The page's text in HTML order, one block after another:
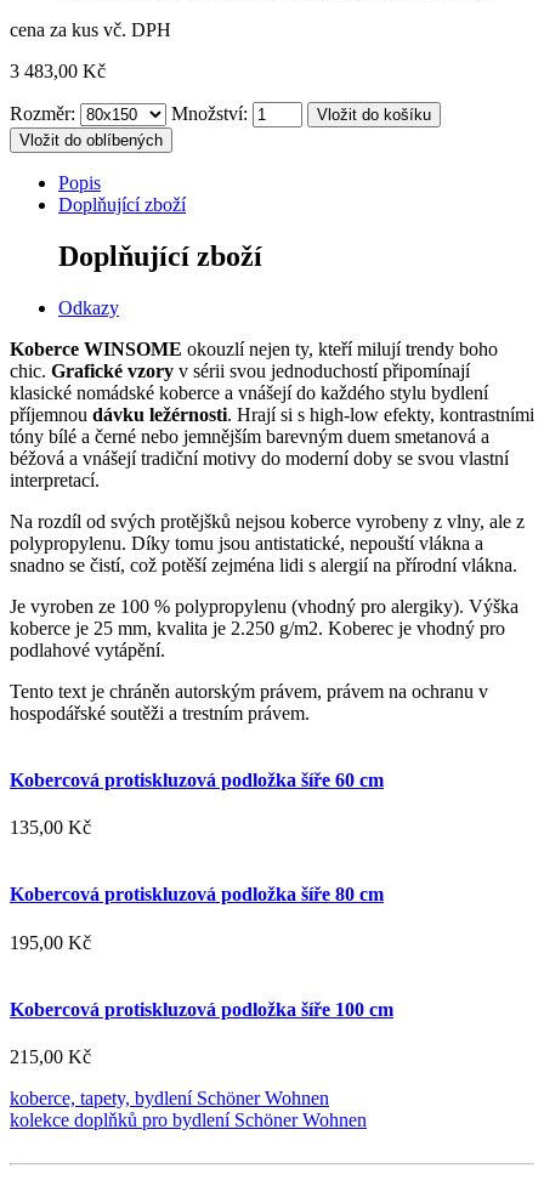
cena za kus vč. DPH
3 483,00 Kč
Rozměr: Množství:
Vložit do oblíbených
Popis
Doplňující zboží
Doplňující zboží
Odkazy
Koberce WINSOME okouzlí nejen ty, kteří milují trendy boho
chic. Grafické vzory v sérii svou jednoduchostí připomínají
klasické nomádské koberce a vnášejí do každého stylu bydlení
příjemnou dávku ležérnosti. Hrají si s high-low efekty, kontrastními
tóny bílé a černé nebo jemnějším barevným duem smetanová a
béžová a vnášejí tradiční motivy do moderní doby se svou vlastní
interpretací.
Na rozdíl od svých protějšků nejsou koberce vyrobeny z vlny, ale z
polypropylenu. Díky tomu jsou antistatické, nepouští vlákna a
snadno se čistí, což potěší zejména lidi s alergií na přírodní vlákna.
Je vyroben ze 100 % polypropylenu (vhodný pro alergiky). Výška
koberce je 25 mm, kvalita je 2.250 g/m2. Koberec je vhodný pro
podlahové vytápění.
Tento text je chráněn autorským právem, právem na ochranu v
hospodářské soutěži a trestním právem.
Kobercová protiskluzová podložka šíře 60 cm
135,00 Kč
Kobercová protiskluzová podložka šíře 80 cm
195,00 Kč
Kobercová protiskluzová podložka šíře 100 cm
215,00 Kč
koberce, tapety, bydlení Schöner Wohnen
kolekce doplňků pro bydlení Schöner Wohnen